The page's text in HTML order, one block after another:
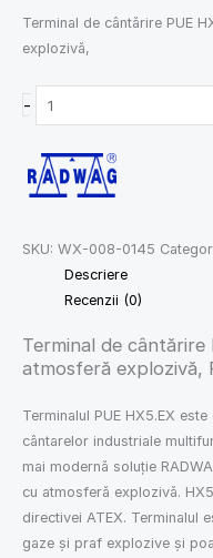
Terminal de cântărire PUE
explozivă,
-
SKU: WX-008-0145
Descriere
Recenzii (0)
Terminal de cântărire
atmosferă explozivă,
Terminalul PUE HX5.EX
cântarelor industriale
mai modernă soluție
cu atmosferă explozivă.
directivei ATEX. Terminalul
gaze și praf explozive și